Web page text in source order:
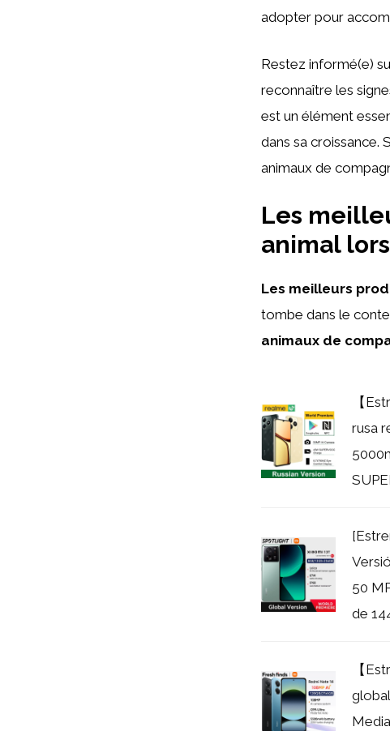
adopter pour
Restez informé(e)
reconnaître les
est un élément
dans sa croissance.
animaux de
Les
animal
Les meilleurs
tombe dans le
animaux de
【
rusa
50
de
【